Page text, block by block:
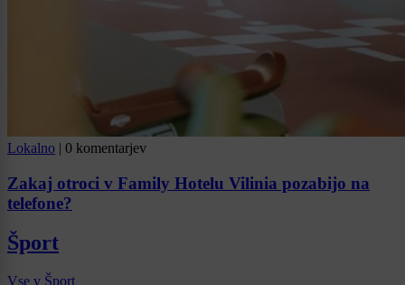
Lokalno | 0 komentarjev
Zakaj otroci v Family Hotelu Vilinia pozabijo na
telefone?
Šport
Vse v Šport